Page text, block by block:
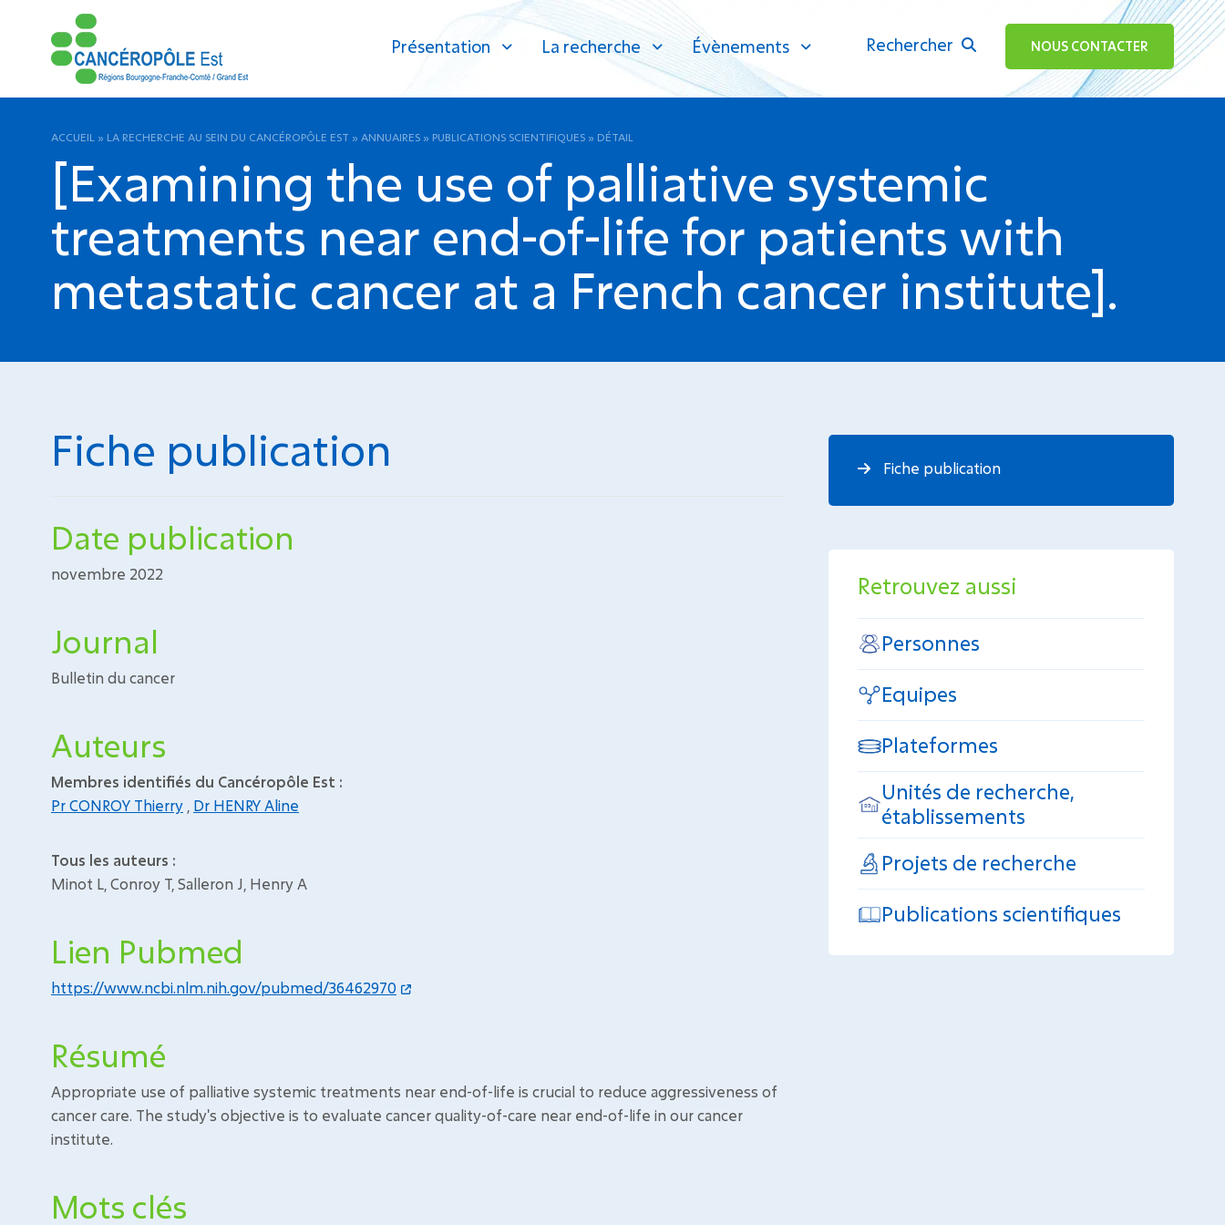
Présentation La recherche Évènements Rechercher
ok NOUS CONTACTER
ACCUEIL » LA RECHERCHE AU SEIN DU CANCÉROPÔLE EST » ANNUAIRES » PUBLICATIONS SCIENTIFIQUES » DÉTAIL
[Examining the use of palliative systemic
treatments near end-of-life for patients with
metastatic cancer at a French cancer institute].
Fiche publication
Date publication
novembre 2022
Journal
Bulletin du cancer
Auteurs
Membres identifiés du Cancéropôle Est :
Pr CONROY Thierry Dr HENRY Aline
Tous les auteurs :
Minot L, Conroy T, Salleron J, Henry A
Lien Pubmed
https://www.ncbi.nlm.nih.gov/pubmed/36462970
Résumé
Appropriate use of palliative systemic treatments near end-of-life is crucial to reduce aggressiveness of
cancer care. The study's objective is to evaluate cancer quality-of-care near end-of-life in our cancer
institute.
Mots clés
Fiche publication
Retrouvez aussi
Personnes
Equipes
Plateformes
Unités de recherche,
établissements
Projets de recherche
Publications scientifiques